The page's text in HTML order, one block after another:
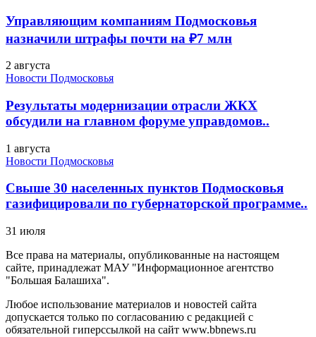
Управляющим компаниям Подмосковья
назначили штрафы почти на ₽7 млн
2 августа
Новости Подмосковья
Результаты модернизации отрасли ЖКХ
обсудили на главном форуме управдомов..
1 августа
Новости Подмосковья
Свыше 30 населенных пунктов Подмосковья
газифицировали по губернаторской программе..
31 июля
Все права на материалы, опубликованные на настоящем
сайте, принадлежат МАУ "Информационное агентство
"Большая Балашиха".
Любое использование материалов и новостей сайта
допускается только по согласованию с редакцией с
обязательной гиперссылкой на сайт www.bbnews.ru